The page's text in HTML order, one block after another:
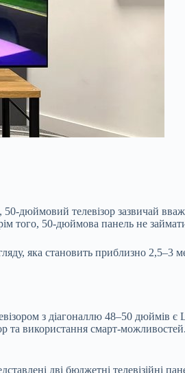
дюймовий телевізор зазвичай
того, 50-дюймова панель не
яка становить приблизно 2,5–3
з діагоналлю 48–50
та використання смарт-
дві бюджетні телевізійні